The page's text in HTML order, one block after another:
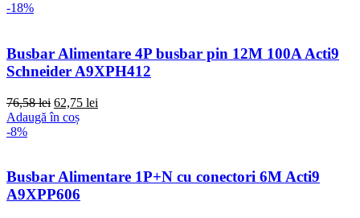
-18%
Busbar Alimentare 4P busbar pin 12M 100A Acti9
Schneider A9XPH412
76,58lei 62,75 lei
Adaugă în coș
-8%
Busbar Alimentare 1P+N cu conectori 6M Acti9
A9XPP606